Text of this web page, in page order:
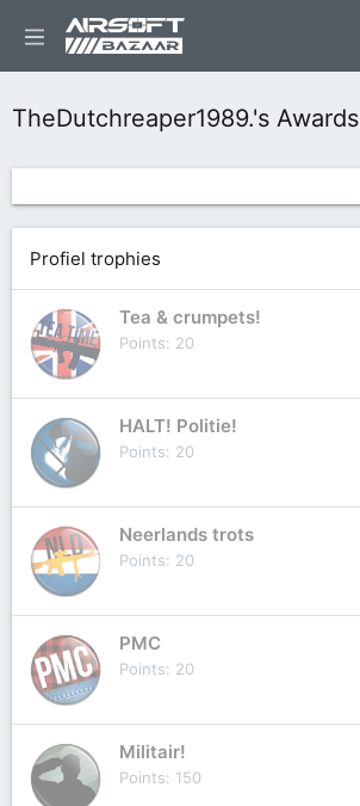
TheDutchreaper1989.'s Awards
Profiel trophies
Tea & crumpets!
Points 20
HALT! Politie!
Points 20
Neerlands trots
Points 20
PMC
Points 20
Militair!
Points 150